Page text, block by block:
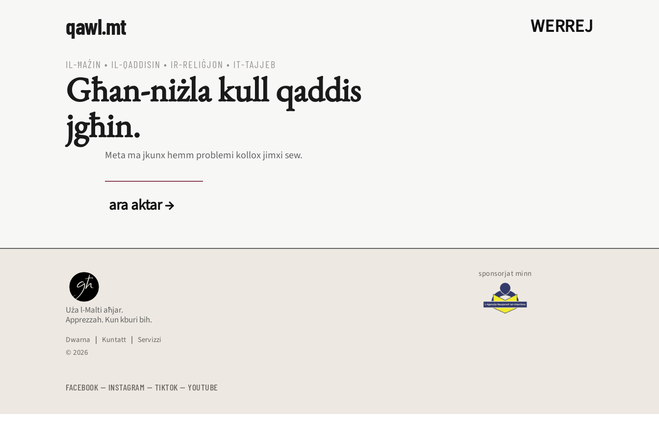
qawl.mt WERREJ
IL‑ĦAŻIN • IL‑QADDISIN • IR‑RELIĠJON • IT‑TAJJEB
Għan‑niżla kull qaddis
jgħin.
Meta ma jkunx hemm problemi kollox jimxi sew.
ara aktar →
Uża l-Malti aħjar.
Apprezzah. Kun kburi bih.
Dwarna | Kuntatt | Servizzi
© 2026
FACEBOOK — INSTAGRAM — TIKTOK — YOUTUBE
sponsorjat minn